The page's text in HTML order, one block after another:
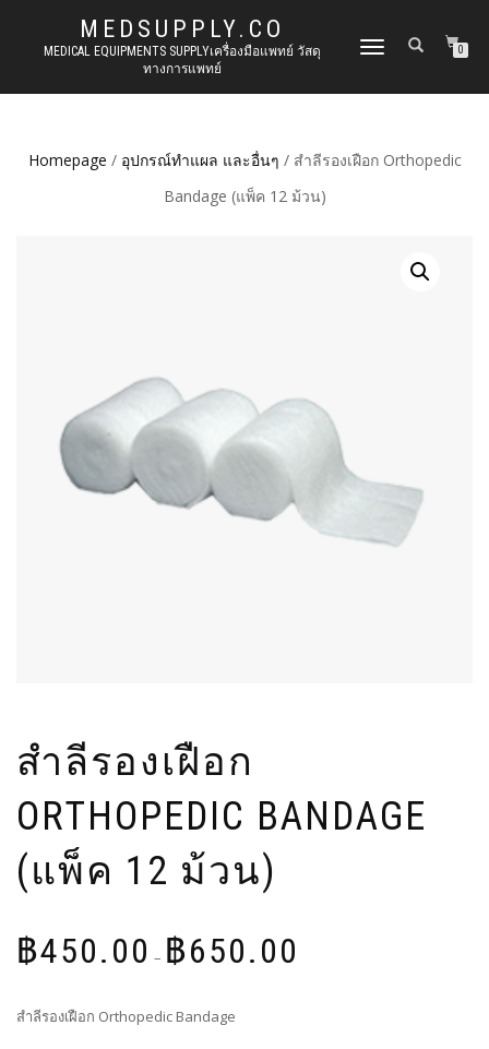
MEDSUPPLY.CO
MEDICAL EQUIPMENTS SUPPLYเครื่องมือแพทย์ วัสดุ
ทางการแพทย์
TOGGLE
0
Homepage / อุปกรณ์ทำแผล และอื่นๆ / สำลีรองเฝือก Orthopedic
Bandage (แพ็ค 12 ม้วน)
สำลีรองเฝือก
ORTHOPEDIC BANDAGE
(แพ็ค 12 ม้วน)
฿450.00 – ฿650.00
สำลีรองเฝือก Orthopedic Bandage